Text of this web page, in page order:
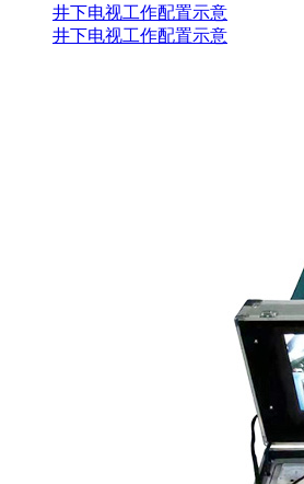
井下电视工作配置示意
井下电视工作配置示意